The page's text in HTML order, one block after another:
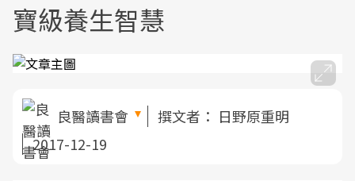
寶級養生智慧
良醫讀書會 撰文者： 日野原重明
2017-12-19